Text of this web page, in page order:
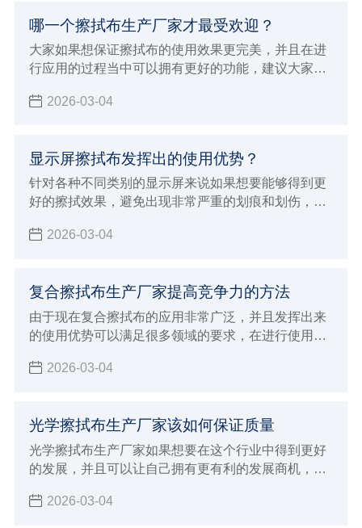
用，也确实会发挥出很好的使用优势，下面就来为大
家介绍洁净擦拭布具体特征和优势。
哪一个擦拭布生产厂家才最受欢迎？
大家如果想保证擦拭布的使用效果更完美，并且在进
行应用的过程当中可以拥有更好的功能，建议大家必
买，自然就可以保证使用的效果更加完美，如果想要
2026-03-04
显示屏擦拭布发挥出的使用优势？
针对各种不同类别的显示屏来说如果想要能够得到更
好的擦拭效果，避免出现非常严重的划痕和划伤，建
拭，这样才可以保证清洁的效果更加完美
2026-03-04
复合擦拭布生产厂家提高竞争力的方法
由于现在复合擦拭布的应用非常广泛，并且发挥出来
的使用优势可以满足很多领域的要求，在进行使用的
的使用体验能够发挥出更好的功能性，大众消费者在
景非常广阔，但是竞争力也是非常激烈，如果想要得
到大众消费者的支持和认可，并且能够给予非常高的
好评，一定要注意下面这些提高竞争力的方法。
2026-03-04
光学擦拭布生产厂家该如何保证质量
光学擦拭布生产厂家如果想要在这个行业中得到更好
的发展，并且可以让自己拥有更有利的发展商机，建
个行业的发展动态，最重要的是了解大众消费者的需
2026-03-04